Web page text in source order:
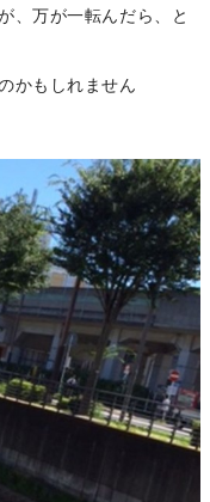
、万が一転んだら、と
かもしれません